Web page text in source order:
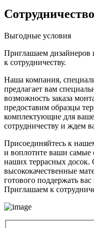
Выгодные условия
Приглашаем дизайнеров
к сотрудничеству.
Наша компания,
предлагает вам
возможность заказа
предоставим образцы
комплектующие для
сотрудничеству и ждем
Присоединяйтесь к
и воплотите ваши
наших террасных досок.
высококачественные
готового поддержать
Приглашаем к